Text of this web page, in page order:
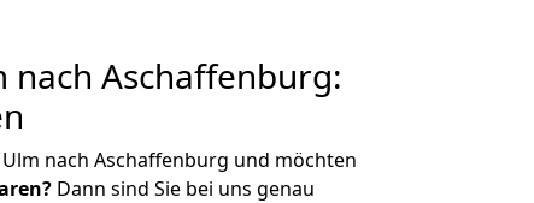
nach Aschaffenburg:
nach Aschaffenburg und möchten
Dann sind Sie bei uns genau